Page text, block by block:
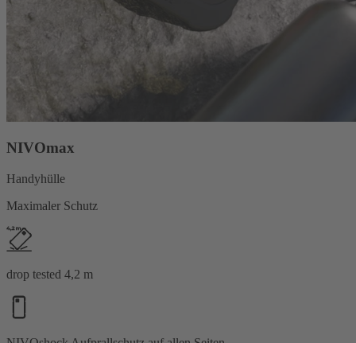
NIVOmax
Handyhülle
Maximaler Schutz
drop tested 4,2 m